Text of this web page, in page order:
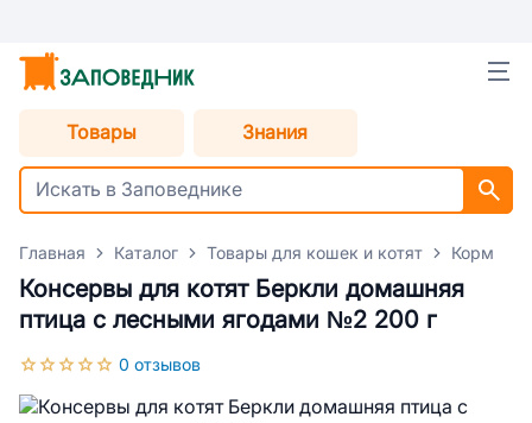
Товары Знания
Главная Каталог Товары для кошек и котят Корм
Консервы для котят Беркли домашняя
птица с лесными ягодами №2 200 г
0 отзывов